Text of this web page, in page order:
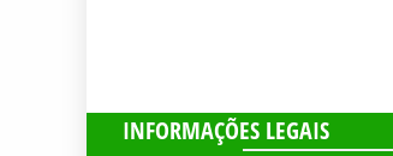
INFORMAÇÕES LEGAIS